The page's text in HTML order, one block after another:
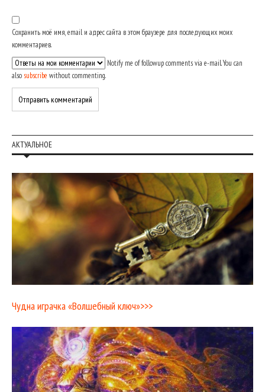
Сохранить моё имя, email и адрес сайта в этом браузере для последующих моих
комментариев.
Notify me of followup comments via e-mail. You can
also subscribe without commenting.
АКТУАЛЬНОЕ
Чудна играчка «Волшебный ключ»>>>